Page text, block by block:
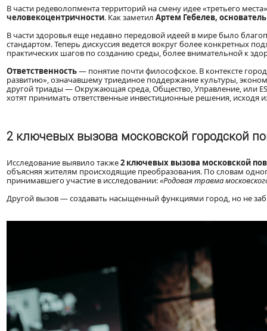
В части редеволопмента территорий на смену идее «третьего
человекоцентричности. Как заметил Артем Гебелев,
В части здоровья еще недавно передовой идеей в мире было
стандартом. Теперь дискуссия ведется вокруг более конкретных
практических шагов по созданию среды, более внимательной к
Ответственность— понятие почти философское. В контексте
развитию», означавшему триединое поддержание культуры,
другой триады — Окружающая среда, Общество, Управление, или
хотят принимать ответственные инвестиционные решения,
2 ключевых вызова московской городской
Исследование выявило также2 ключевых вызова московской
объясняя жителям происходящие преобразования. По словам
принимавшего участие в исследовании:«Родовая травма
Другой вызов — создавать насыщенный функциями город, но не